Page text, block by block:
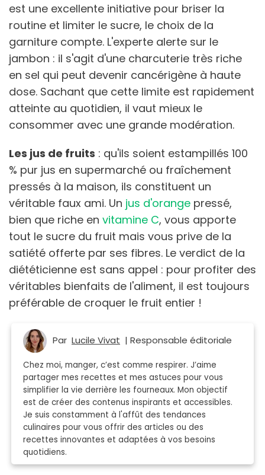
est une excellente initiative pour briser la
routine et limiter le sucre, le choix de la
garniture compte. L'experte alerte sur le
jambon : il s'agit d'une charcuterie très riche
en sel qui peut devenir cancérigène à haute
dose. Sachant que cette limite est rapidement
atteinte au quotidien, il vaut mieux le
consommer avec une grande modération.
Les jus de fruits : qu'ils soient estampillés 100
% pur jus en supermarché ou fraîchement
pressés à la maison, ils constituent un
véritable faux ami. Un jus d'orange pressé,
bien que riche en vitamine C, vous apporte
tout le sucre du fruit mais vous prive de la
satiété offerte par ses fibres. Le verdict de la
diététicienne est sans appel : pour profiter des
véritables bienfaits de l'aliment, il est toujours
préférable de croquer le fruit entier !
Par Lucile Vivat | Responsable éditoriale
Chez moi, manger, c’est comme respirer. J’aime
partager mes recettes et mes astuces pour vous
simplifier la vie derrière les fourneaux. Mon objectif
est de créer des contenus inspirants et accessibles.
Je suis constamment à l'affût des tendances
culinaires pour vous offrir des articles ou des
recettes innovantes et adaptées à vos besoins
quotidiens.